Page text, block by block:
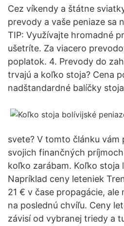
Cez víkendy a štátne
prevody a vaše peniaze sa
TIP: Využívajte hromadné
ušetríte. Za viacero
poplatok. 4. Prevody do
trvajú a koľko stoja? Cena
nadštandardné balíčky
svete? V tomto článku vám
svojich finančných
koľko zarábam. Koľko stoja
Napríklad ceny leteniek
21 € v čase propagácie,
na poslednú chvíľu. Ceny
závisí od vybranej triedy a